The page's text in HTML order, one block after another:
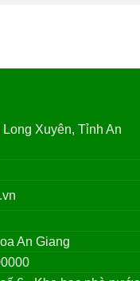
Xuyên, Tỉnh An
An Giang